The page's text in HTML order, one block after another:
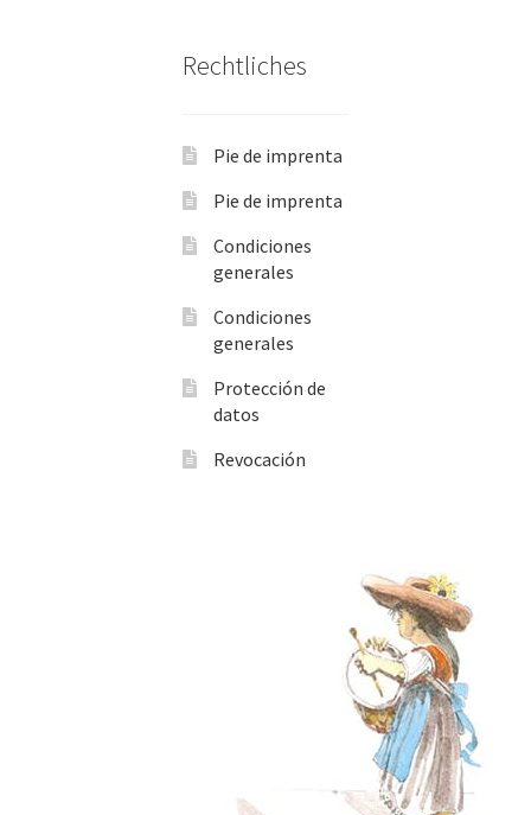
Rechtliches
Pie de imprenta
Pie de imprenta
Condiciones
generales
Condiciones
generales
Protección de
datos
Revocación